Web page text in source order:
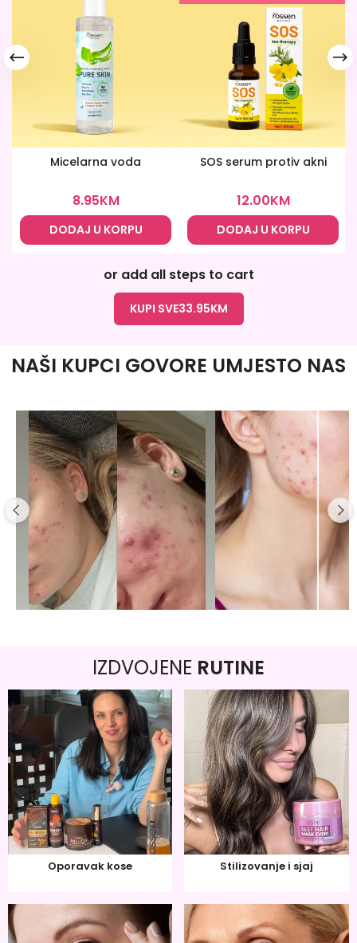
Micelarna voda
8.95KM
DODAJ U KORPU
SOS serum protiv akni
12.00KM
DODAJ U KORPU
or add all steps to cart
KUPI SVE33.95KM
NAŠI KUPCI GOVORE UMJESTO NAS
IZDVOJENE RUTINE
Oporavak kose Stilizovanje i sjaj